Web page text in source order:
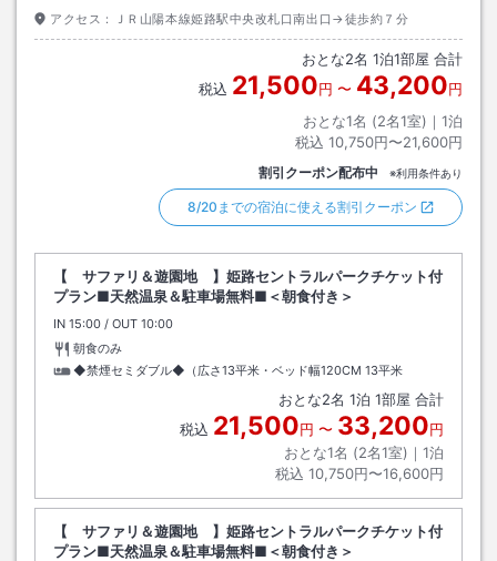
アクセス： ＪＲ山陽本線姫路駅中央改札口南出口→徒歩約７分
おとな2名 1泊1部屋 合計
税込 21,500円 〜 43,200円
おとな1名 (2名1室)｜ 1泊
税込 10,750円〜21,600円
割引クーポン配布中 ※利用条件あり
8/20までの宿泊に使える割引クーポン
【 サファリ＆遊園地 】姫路セントラルパークチケット付
プラン■天然温泉＆駐車場無料■＜朝食付き＞
IN チェックイン
15:00 / OUT チェックアウト
10:00
朝食のみ
◆禁煙セミダブル◆（広さ13平米・ベッド幅120CM 13平米
おとな2名 1泊 1部屋 合計
税込 21,500円 〜 33,200円
おとな1名 (2名1室)｜ 1泊
税込 10,750円〜16,600円
【 サファリ＆遊園地 】姫路セントラルパークチケット付
プラン■天然温泉＆駐車場無料■＜朝食付き＞